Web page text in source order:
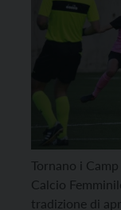
Tornano i
Calcio
tradizione di